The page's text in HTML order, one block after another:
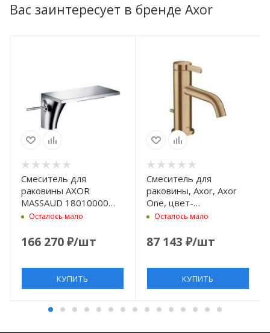
Вас заинтересует в бренде Axor
Смеситель для
раковины AXOR
MASSAUD 18010000
хром
Осталось мало
166 270₽/шт
КУПИТЬ
Смеситель для
раковины, Axor, Axor
One, цвет-
шлифованная бронза
Осталось мало
87 143 ₽/шт
КУПИТЬ